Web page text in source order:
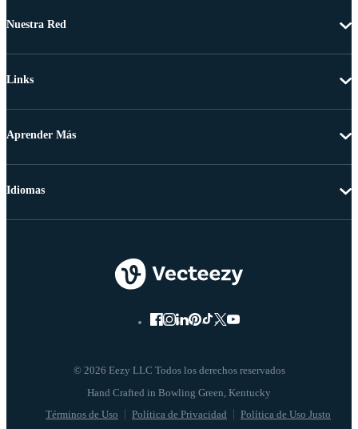
Nuestra Red
Links
Aprender Más
© 2026 Eezy LLC Todos los derechos reservados
Términos de Uso Política de Privacidad Política de Uso Justo
Idiomas